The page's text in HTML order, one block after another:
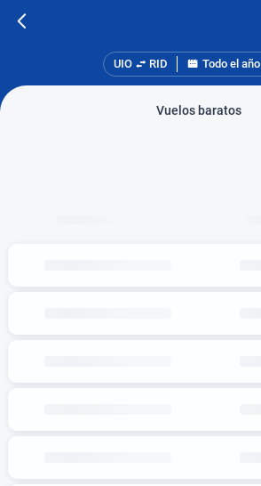
UIO RID Todo el año
Vuelos baratos